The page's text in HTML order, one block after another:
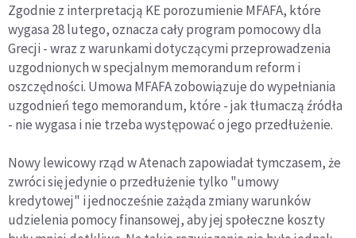
Zgodnie z interpretacją KE porozumienie MFAFA, które
wygasa 28 lutego, oznacza cały program pomocowy dla
Grecji - wraz z warunkami dotyczącymi przeprowadzenia
uzgodnionych w specjalnym memorandum reform i
oszczędności. Umowa MFAFA zobowiązuje do wypełniania
uzgodnień tego memorandum, które - jak tłumaczą źródła
- nie wygasa i nie trzeba występować o jego przedłużenie.
Nowy lewicowy rząd w Atenach zapowiadał tymczasem, że
zwróci się jedynie o przedłużenie tylko "umowy
kredytowej" i jednocześnie zażąda zmiany warunków
udzielenia pomocy finansowej, aby jej społeczne koszty